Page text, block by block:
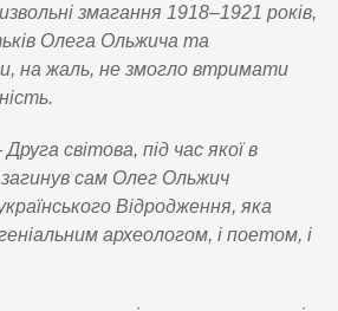
змагання 1918–1921 років,
Олега Ольжича та
на жаль, не змогло втримати
світова, під час якої в
сам Олег Ольжич
Відродження, яка
археологом, і поетом, і